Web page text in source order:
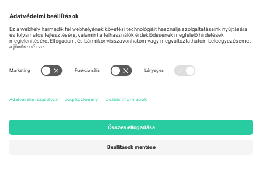
Germany
Unter den Linden 24, 10117
Berlin, Germany
United Kingdom
167 City Road, London, Greater
Newark, Delaware 19713, United
States
Engelberg, Switzerland